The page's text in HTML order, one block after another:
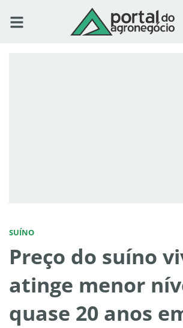
SUÍNO
Preço do suíno
atinge menor
quase 20 anos